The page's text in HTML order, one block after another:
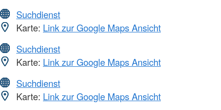
Suchdienst
Karte: Link zur Google Maps Ansicht
Suchdienst
Karte: Link zur Google Maps Ansicht
Suchdienst
Karte: Link zur Google Maps Ansicht